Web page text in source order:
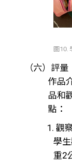
圖10.
（六）評量
作品
品和
點：
1. 觀
學
重2